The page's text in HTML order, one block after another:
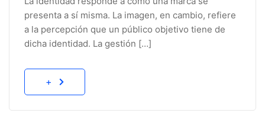
presenta a sí misma. La imagen, en cambio, refiere
a la percepción que un público objetivo tiene de
dicha identidad. La gestión […]
+